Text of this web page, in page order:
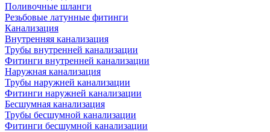
Поливочные шланги
Резьбовые латунные фитинги
Канализация
Внутренняя канализация
Трубы внутренней канализации
Фитинги внутренней канализации
Наружная канализация
Трубы наружней канализации
Фитинги наружней канализации
Бесшумная канализация
Трубы бесшумной канализации
Фитинги бесшумной канализации